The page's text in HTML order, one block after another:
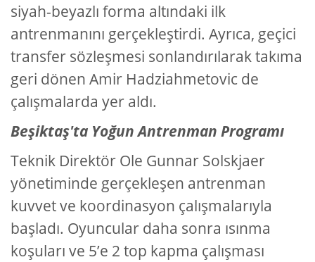
siyah-beyazlı forma altındaki ilk
antrenmanını gerçekleştirdi. Ayrıca, geçici
transfer sözleşmesi sonlandırılarak takıma
geri dönen Amir Hadziahmetovic de
çalışmalarda yer aldı.
Beşiktaş'ta Yoğun Antrenman Programı
Teknik Direktör Ole Gunnar Solskjaer
yönetiminde gerçekleşen antrenman
kuvvet ve koordinasyon çalışmalarıyla
başladı. Oyuncular daha sonra ısınma
koşuları ve 5’e 2 top kapma çalışması